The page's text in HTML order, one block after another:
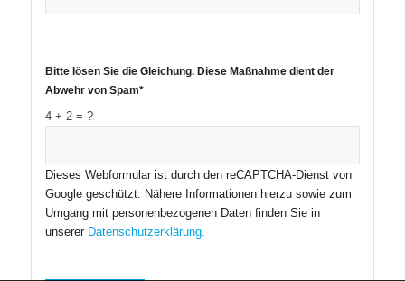
Bitte lösen Sie die Gleichung. Diese Maßnahme dient der
Abwehr von Spam*
4 + 2 = ?
Dieses Webformular ist durch den reCAPTCHA-Dienst von
Google geschützt. Nähere Informationen hierzu sowie zum
Umgang mit personenbezogenen Daten finden Sie in
unserer Datenschutzerklärung.